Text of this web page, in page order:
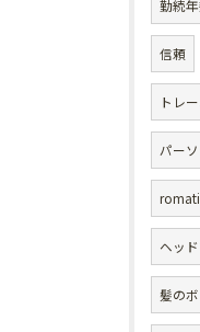
勤続
信頼
トレ
パー
ヘッ
髪の